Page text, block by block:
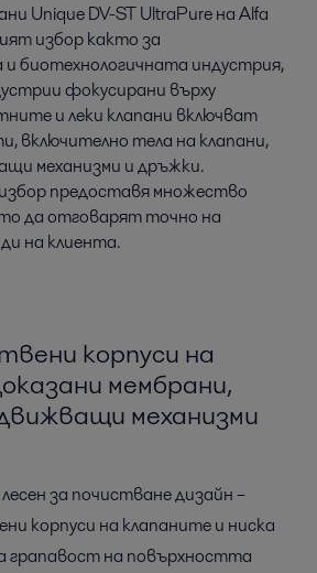
Unique DV-ST UltraPure на Alfa
избор както за
биотехнологичната индустрия,
фокусирани върху
и леки клапани включват
включително тела на клапани,
механизми и дръжки.
предоставя множество
да отговарят точно на
на клиента.
корпуси на
мембрани,
механизми
за почистване дизайн –
корпуси на клапаните и ниска
грапавост на повърхността